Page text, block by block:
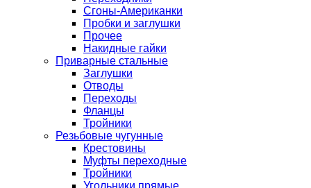
Сгоны-Американки
Пробки и заглушки
Прочее
Накидные гайки
Приварные стальные
Заглушки
Отводы
Переходы
Фланцы
Тройники
Резьбовые чугунные
Крестовины
Муфты переходные
Тройники
Угольники прямые